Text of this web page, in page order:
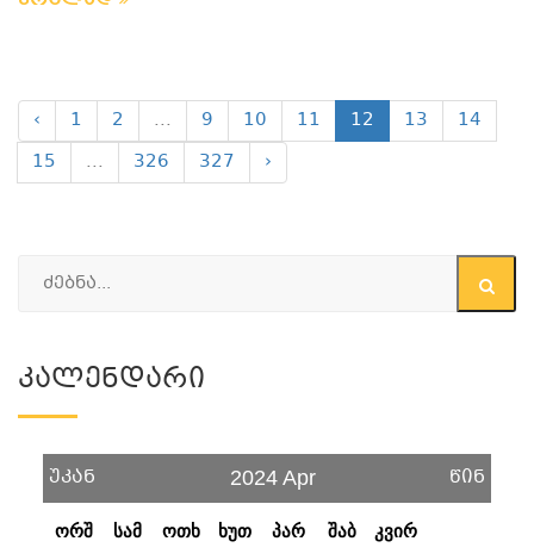
‹ 1 2 ... 9 10 11 12 13
14
15
... 326 327 ›
Კალენდარი
უკან 2024 Apr წინ
ორშ სამ ოთხ ხუთ პარ შაბ კვირ